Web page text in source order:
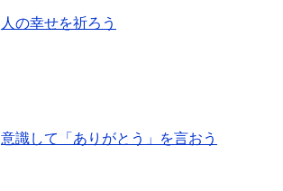
人の幸せを祈ろう
意識して「ありがとう」を言おう